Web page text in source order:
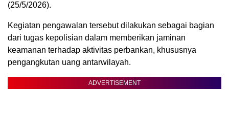
(25/5/2026).
Kegiatan pengawalan tersebut dilakukan sebagai bagian
dari tugas kepolisian dalam memberikan jaminan
keamanan terhadap aktivitas perbankan, khususnya
pengangkutan uang antarwilayah.
ADVERTISEMENT